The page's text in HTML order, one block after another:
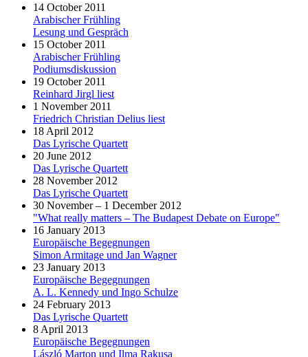
14 October 2011
Arabischer Frühling
Lesung und Gespräch
15 October 2011
Arabischer Frühling
Podiumsdiskussion
19 October 2011
Reinhard Jirgl liest
1 November 2011
Friedrich Christian Delius liest
18 April 2012
Das Lyrische Quartett
20 June 2012
Das Lyrische Quartett
28 November 2012
Das Lyrische Quartett
30 November – 1 December 2012
"What really matters – The Budapest Debate on Europe"
16 January 2013
Europäische Begegnungen
Simon Armitage und Jan Wagner
23 January 2013
Europäische Begegnungen
A. L. Kennedy und Ingo Schulze
24 February 2013
Das Lyrische Quartett
8 April 2013
Europäische Begegnungen
László Marton und Ilma Rakusa